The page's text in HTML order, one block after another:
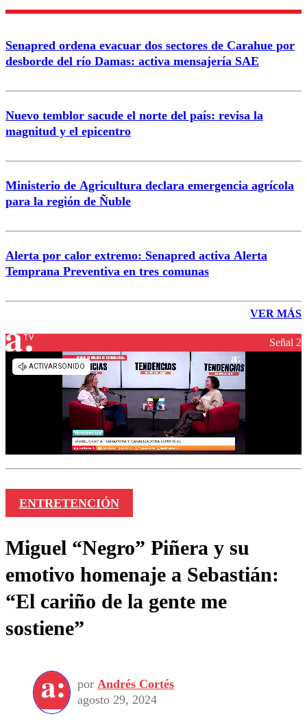
Enviar comentario
Senapred ordena evacuar dos sectores de Carahue por
desborde del río Damas: activa mensajería SAE
Nuevo temblor sacude el norte del país: revisa la
magnitud y el epicentro
Ministerio de Agricultura declara emergencia agrícola
para la región de Ñuble
Alerta por calor extremo: Senapred activa Alerta
Temprana Preventiva en tres comunas
VER MÁS
Señal 2
ENTRETENCIÓN
Miguel “Negro” Piñera y su
emotivo homenaje a Sebastián:
“El cariño de la gente me
sostiene”
por Andrés Cortés
agosto 29, 2024